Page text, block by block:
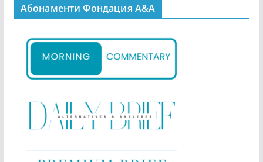
Абонаменти Фондация А&A